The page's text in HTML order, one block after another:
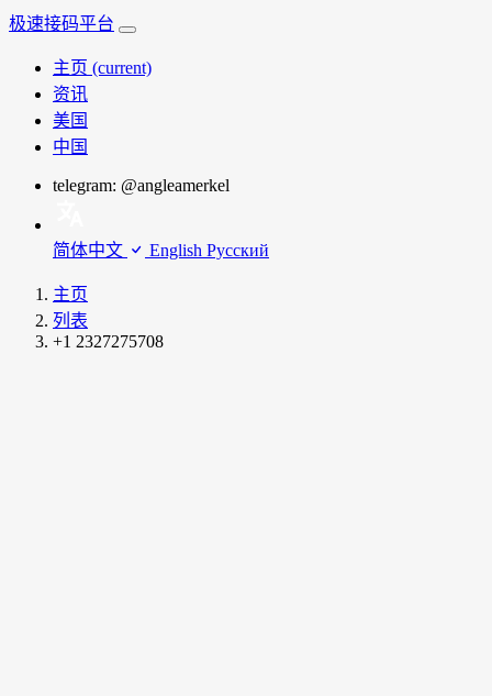
极速接码平台
主页 (current)
资讯
美国
中国
telegram: @angleamerkel
简体中文 English Русский
主页
列表
+1 2327275708